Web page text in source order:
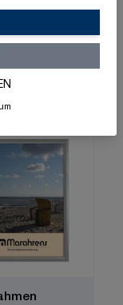
lieferbar
Produkt